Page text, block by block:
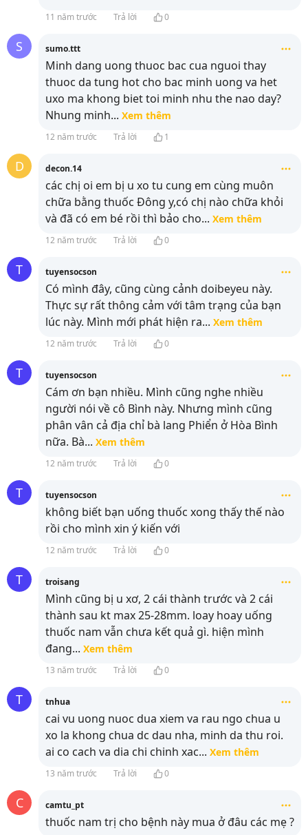
11 năm trước Trả lời 0
S sumo.ttt
Minh dang uong thuoc bac cua nguoi thay
thuoc da tung hot cho bac minh uong va het
uxo ma khong biet toi minh nhu the nao day?
Nhung minh... Xem thêm
12 năm trước Trả lời 1
D decon.14
các chị oi em bị u xo tu cung em cùng muôn
chữa bằng thuốc Đông y,có chị nào chữa khỏi
và đã có em bé rồi thì bảo cho... Xem thêm
12 năm trước Trả lời 0
T tuyensocson
Có mình đây, cũng cùng cảnh doibeyeu này.
Thực sự rất thông cảm với tâm trạng của bạn
lúc này. Mình mới phát hiện ra... Xem thêm
12 năm trước Trả lời 0
T tuyensocson
Cám ơn bạn nhiều. Mình cũng nghe nhiều
người nói về cô Bình này. Nhưng mình cũng
phân vân cả địa chỉ bà lang Phiển ở Hòa Bình
nữa. Bà... Xem thêm
12 năm trước Trả lời 0
T tuyensocson
không biết bạn uống thuốc xong thấy thế nào
rồi cho mình xin ý kiến với
12 năm trước Trả lời 0
T troisang
Mình cũng bị u xơ, 2 cái thành trước và 2 cái
thành sau kt max 25-28mm. loay hoay uống
thuốc nam vẫn chưa kết quả gì. hiện mình
đang... Xem thêm
13 năm trước Trả lời 0
T tnhua
cai vu uong nuoc dua xiem va rau ngo chua u
xo la khong chua dc dau nha, minh da thu roi.
ai co cach va dia chi chinh xac... Xem thêm
13 năm trước Trả lời 0
C camtu_pt
thuốc nam trị cho bệnh này mua ở đâu các mẹ ?